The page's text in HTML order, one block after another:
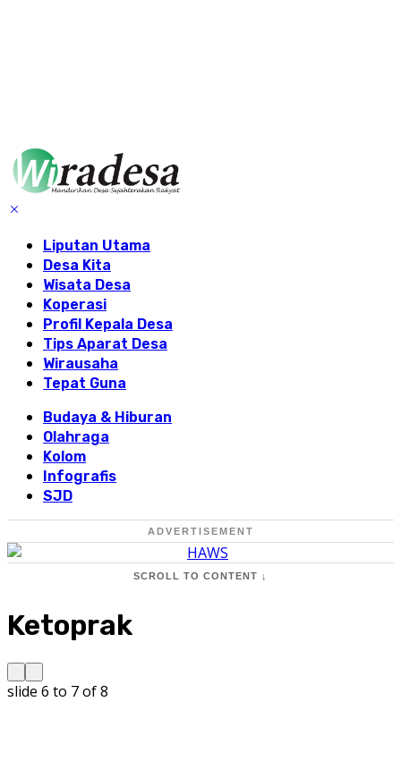
Liputan Utama
Desa Kita
Wisata Desa
Koperasi
Profil Kepala Desa
Tips Aparat Desa
Wirausaha
Tepat Guna
Budaya & Hiburan
Olahraga
Kolom
Infografis
SJD
ADVERTISEMENT
SCROLL TO CONTENT ↓
Ketoprak
slide 6 to 7of 8